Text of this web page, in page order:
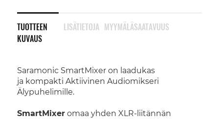
TUOTTEEN
KUVAUS
Saramonic SmartMixer on laadukas
ja kompakti Aktiivinen Audiomikseri
Älypuhelimille.
SmartMixer omaa yhden XLR-liitännän
LISÄTIETOJA MYYMÄLÄSAATAVUUS